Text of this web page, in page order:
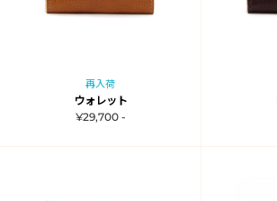
再入荷
ウォレット
¥29,700 -